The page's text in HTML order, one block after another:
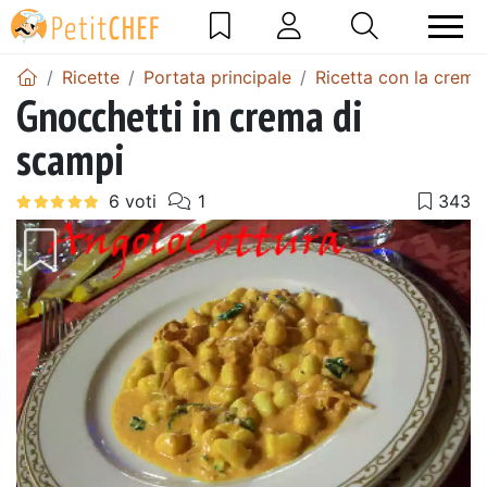
Ricette Portata principale Ricetta con la crema
Gnocchetti in crema di
scampi